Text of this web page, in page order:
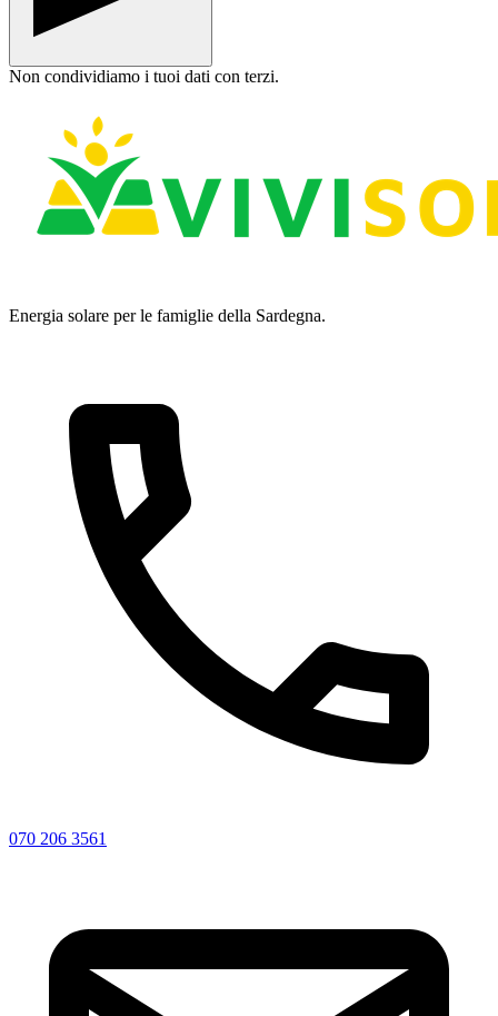
Non condividiamo i tuoi dati con terzi.
Energia solare per le famiglie della Sardegna.
070 206 3561